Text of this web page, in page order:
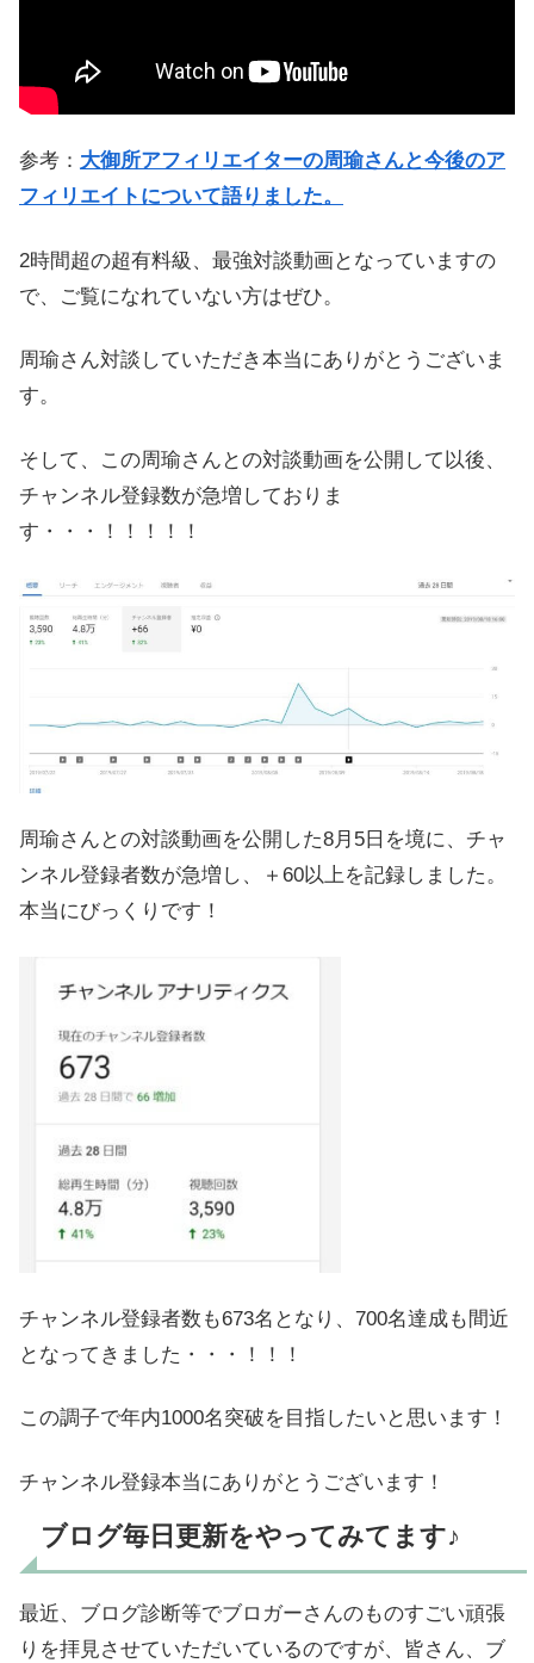
参考： 大御所アフィリエイターの周瑜さんと今後のア
フィリエイトについて語りました。
2時間超の超有料級、最強対談動画となっていますの
で、ご覧になれていない方はぜひ。
周瑜さん対談していただき本当にありがとうございま
す。
そして、この周瑜さんとの対談動画を公開して以後、
チャンネル登録数が急増しておりま
す・・・！！！！！
周瑜さんとの対談動画を公開した8月5日を境に、チャ
ンネル登録者数が急増し、＋60以上を記録しました。
本当にびっくりです！
チャンネル登録者数も673名となり、700名達成も間近
となってきました・・・！！！
この調子で年内1000名突破を目指したいと思います！
チャンネル登録本当にありがとうございます！
ブログ毎日更新をやってみてます♪
最近、ブログ診断等でブロガーさんのものすごい頑張
りを拝見させていただいているのですが、皆さん、ブ